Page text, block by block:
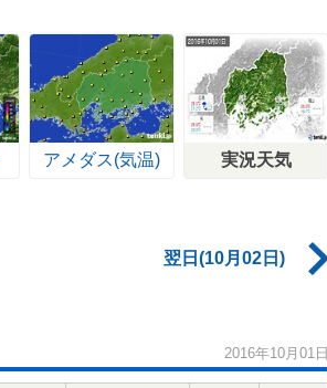
アメダス(気温) 実況天気
翌日(10月02日)
2016年10月01日